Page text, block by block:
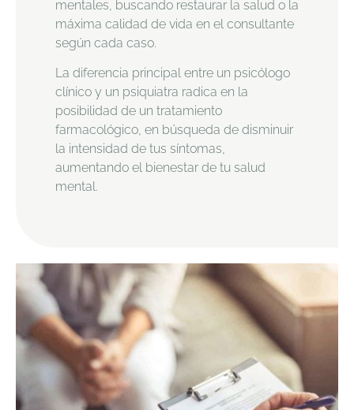
mentales, buscando restaurar la salud o la
máxima calidad de vida en el consultante
según cada caso.
La diferencia principal entre un psicólogo
clínico y un psiquiatra radica en la
posibilidad de un tratamiento
farmacológico, en búsqueda de disminuir
la intensidad de tus síntomas,
aumentando el bienestar de tu salud
mental.